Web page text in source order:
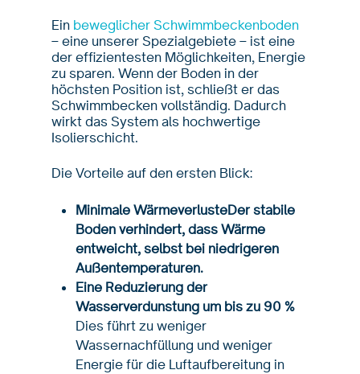
Ein beweglicher Schwimmbeckenboden
– eine unserer Spezialgebiete – ist eine
der effizientesten Möglichkeiten, Energie
zu sparen. Wenn der Boden in der
höchsten Position ist, schließt er das
Schwimmbecken vollständig. Dadurch
wirkt das System als hochwertige
Isolierschicht.
Die Vorteile auf den ersten Blick:
Minimale WärmeverlusteDer stabile
Boden verhindert, dass Wärme
entweicht, selbst bei niedrigeren
Außentemperaturen.
Eine Reduzierung der
Wasserverdunstung um bis zu 90 %
Dies führt zu weniger
Wassernachfüllung und weniger
Energie für die Luftaufbereitung in